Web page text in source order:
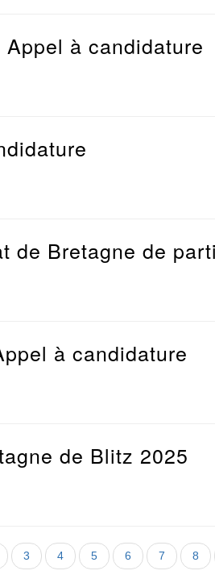
à candidature
de Bretagne de
à candidature
de Blitz 2025
Page
3 Page
4 Page
5 Page
6 Page
7 Page
8